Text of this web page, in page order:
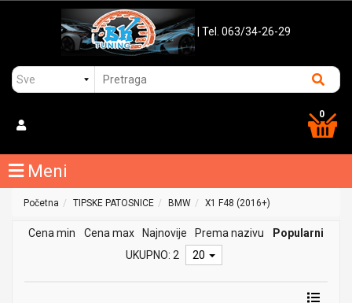
| Tel. 063/34-26-29
0
Meni
Početna TIPSKE PATOSNICE BMW X1 F48 (2016+)
Cena min Cena max Najnovije Prema nazivu
Popularni
UKUPNO: 2
20